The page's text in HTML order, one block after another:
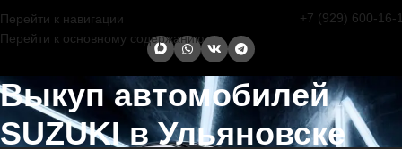
Перейти к навигации
Перейти к основному содержанию
+7 (929) 600-16-
Выкуп автомобилей
SUZUKI в Ульяновске